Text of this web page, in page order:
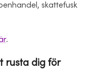
skattefusk
.
rusta dig för